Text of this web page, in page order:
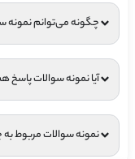
چگونه می‌توانم نمونه
آیا نمونه سوالات پاسخ
نمونه سوالات مربوط